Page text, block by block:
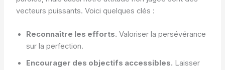
vecteurs puissants. Voici quelques clés :
Reconnaître les efforts. Valoriser la persévérance
sur la perfection.
Encourager des objectifs accessibles. Laisser